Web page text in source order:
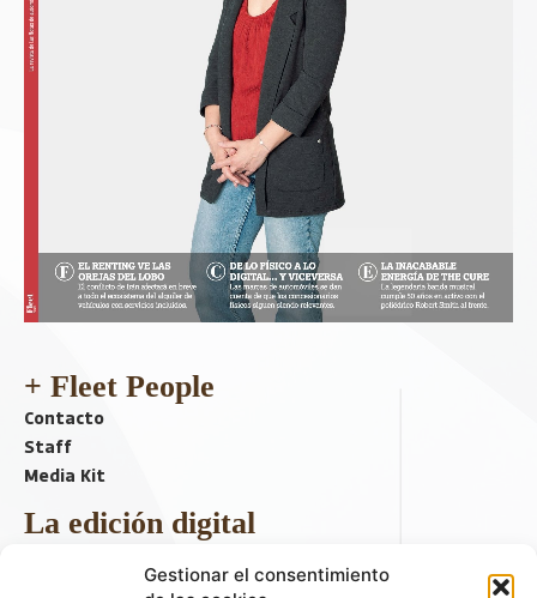
Gestionar el consentimiento
+ Fleet People
Contacto
Staff
Media Kit
La edición digital
Descargar último ejemplar
ir a hemeroteca